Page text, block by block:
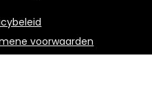
voorwaarden